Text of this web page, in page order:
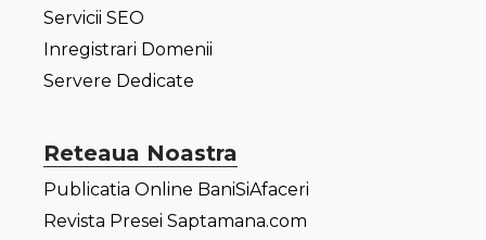
Servicii SEO
Inregistrari Domenii
Servere Dedicate
Reteaua Noastra
Publicatia Online BaniSiAfaceri
Revista Presei Saptamana.com